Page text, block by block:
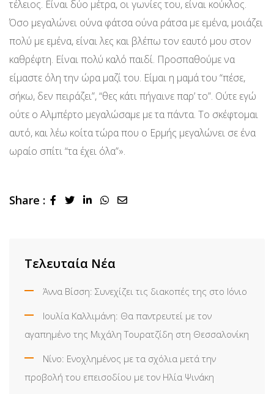
τέλειος. Είναι δύο μέτρα, οι γωνίες του, είναι κούκλος.
Όσο μεγαλώνει ούνα φάτσα ούνα ράτσα με εμένα, μοιάζει
πολύ με εμένα, είναι λες και βλέπω τον εαυτό μου στον
καθρέφτη. Είναι πολύ καλό παιδί. Προσπαθούμε να
είμαστε όλη την ώρα μαζί του. Είμαι η μαμά του “πέσε,
σήκω, δεν πειράζει”, “θες κάτι πήγαινε παρ’ το”. Ούτε εγώ
ούτε ο Αλμπέρτο μεγαλώσαμε με τα πάντα. Το σκέφτομαι
αυτό, και λέω κοίτα τώρα που ο Ερμής μεγαλώνει σε ένα
ωραίο σπίτι “τα έχει όλα”».
Share : LinkedInWhatsapp
Share
Τελευταία Νέα
Άννα Βίσση: Συνεχίζει τις διακοπές της στο Ιόνιο
Ιουλία Καλλιμάνη: Θα παντρευτεί με τον
αγαπημένο της Μιχάλη Τουρατζίδη στη Θεσσαλονίκη
Νίνο: Ενοχλημένος με τα σχόλια μετά την
προβολή του επεισοδίου με τον Ηλία Ψινάκη